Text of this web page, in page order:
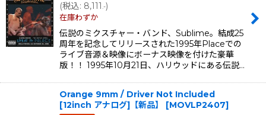
(税込: 8,111.-)
在庫わずか
伝説のミクスチャー・バンド、Sublime。結成25
周年を記念してリリースされた1995年Placeでの
ライブ音源＆映像にボーナス映像を付けた豪華
版！！ 1995年10月21日、ハリウッドにある伝説…
Orange 9mm / Driver Not Included
[12inch アナログ]【新品】
[MOVLP2407]